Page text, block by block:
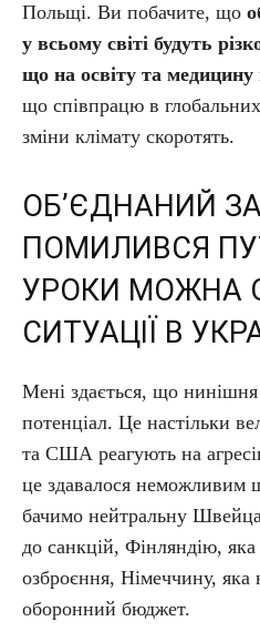
Польщі. Ви побачите, що
у всьому світі будуть
що на освіту та
що співпрацю в
зміни клімату скоротять.
ОБ’ЄДНАНИЙ
ПОМИЛИВСЯ
УРОКИ МОЖНА
СИТУАЦІЇ В
Мені здається, що
потенціал. Це настільки
та США реагують на
це здавалося неможливим
бачимо нейтральну
до санкцій, Фінляндію, яка
озброєння, Німеччину, яка
оборонний бюджет.